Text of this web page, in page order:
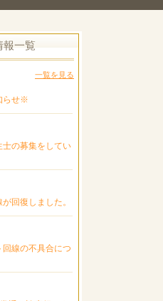
報一覧
一覧を見る
らせ※
の募集をしてい
回復しました。
線の不具合につ